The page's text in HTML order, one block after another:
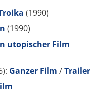
(1990)
(1990)
utopischer Film
Ganzer Film /Trailer